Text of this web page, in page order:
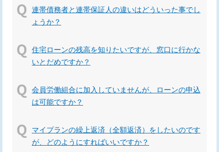
連帯債務者と連帯保証人の違いはどういった事でし
ょうか？
住宅ローンの残高を知りたいですが、窓口に行かな
いとだめですか？
会員労働組合に加入していませんが、ローンの申込
は可能ですか？
マイプランの繰上返済（全額返済）をしたいのです
が、どのようにすればいいですか？